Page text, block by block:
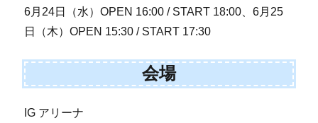
6月24日（水）OPEN 16:00 / START 18:00、6月25
日（木）OPEN 15:30 / START 17:30
会場
IG アリーナ